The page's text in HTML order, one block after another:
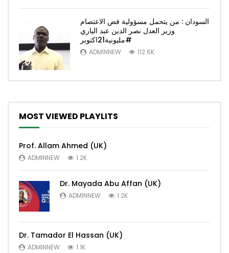
5
السودان : من يتحمل مسؤولية فض الاعتصام
وزير العدل نصر الدين عبد الباري
#مليونية21اكتوبر
ADMINNEW 112.6K
MOST VIEWED PLAYLITS
Prof. Allam Ahmed (UK)
ADMINNEW 1.2K
Dr. Mayada Abu Affan (UK)
ADMINNEW 1.2K
Dr. Tamador El Hassan (UK)
ADMINNEW 1.1K